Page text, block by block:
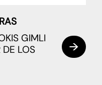
GIMLI
DE LOS